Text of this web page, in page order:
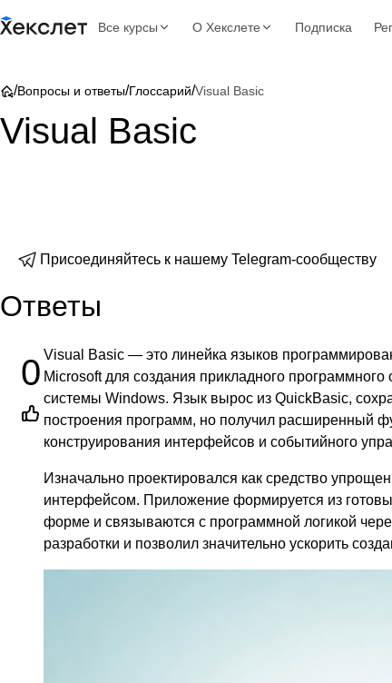
Все курсы О Хекслете Подписка
/Вопросы и ответы/Глоссарий/Visual Basic
Visual Basic
Присоединяйтесь к нашему Telegram-сообществу
Ответы
0 Visual Basic — это линейка языков
Microsoft для создания прикладного
системы Windows. Язык вырос из QuickBasic,
построения программ, но получил расширенный
конструирования интерфейсов и событийного
Изначально проектировался как средство
интерфейсом. Приложение формируется из
форме и связываются с программной логикой
разработки и позволил значительно ускорить